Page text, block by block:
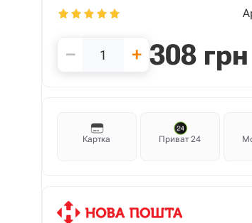
− + 308 грн
Картка Приват 24